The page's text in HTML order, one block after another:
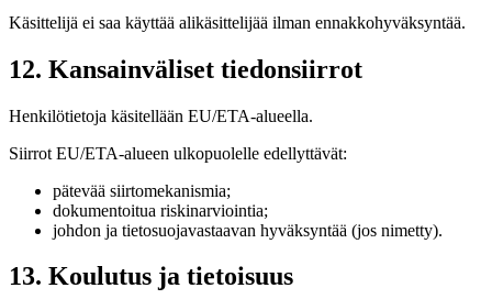
Käsittelijä ei saa käyttää alikäsittelijää ilman ennakkohyväksyntää.
12. Kansainväliset tiedonsiirrot
Henkilötietoja käsitellään EU/ETA-alueella.
Siirrot EU/ETA-alueen ulkopuolelle edellyttävät:
pätevää siirtomekanismia;
dokumentoitua riskinarviointia;
johdon ja tietosuojavastaavan hyväksyntää (jos nimetty).
13. Koulutus ja tietoisuus